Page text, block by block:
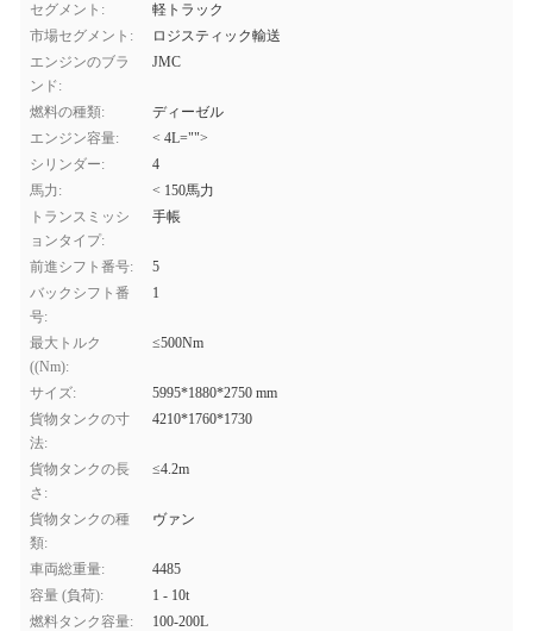
セグメント:
軽トラック
市場セグメント:
ロジスティック輸送
エンジンのブラ
ンド:
JMC
燃料の種類:
ディーゼル
エンジン容量:
< 4L="">
シリンダー:
4
馬力:
< 150馬力
トランスミッシ
ョンタイプ:
手帳
前進シフト番号:
5
バックシフト番
号:
1
最大トルク
((Nm):
≤500Nm
サイズ:
5995*1880*2750 mm
貨物タンクの寸
法:
4210*1760*1730
貨物タンクの長
さ:
≤4.2m
貨物タンクの種
類:
ヴァン
車両総重量:
4485
容量 (負荷):
1 - 10t
燃料タンク容量:
100-200L